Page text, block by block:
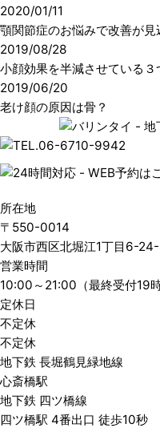
2020/01/11
顎関節症のお悩みで改善が
2019/08/28
小顔効果を半減させている３
2019/06/20
老け顔の原因は骨？
所在地
〒550-0014
大阪市西区北堀江1丁目6-
営業時間
10:00～21:00（最終受付19時
定休日
不定休
不定休
地下鉄 長堀鶴見緑地線
心斎橋駅
地下鉄 四ツ橋線
四ツ橋駅 4番出口 徒歩10秒